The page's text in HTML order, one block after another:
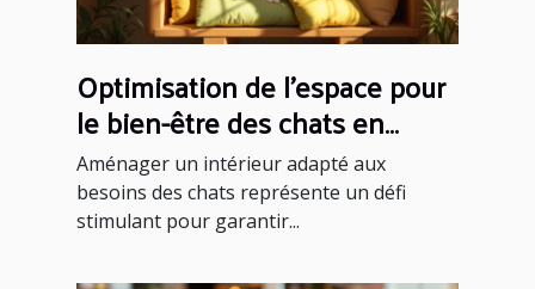
Optimisation de l'espace pour
le bien-être des chats en
intérieur
Aménager un intérieur adapté aux
besoins des chats représente un défi
stimulant pour garantir...